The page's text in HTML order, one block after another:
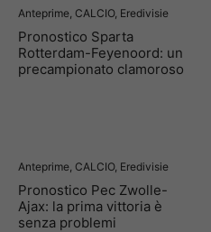
Anteprime CALCIO, Eredivisie
Pronostico Sparta
Rotterdam-Feyenoord: un
precampionato clamoroso
Anteprime CALCIO, Eredivisie
Pronostico Pec Zwolle-
Ajax: la prima vittoria è
senza problemi